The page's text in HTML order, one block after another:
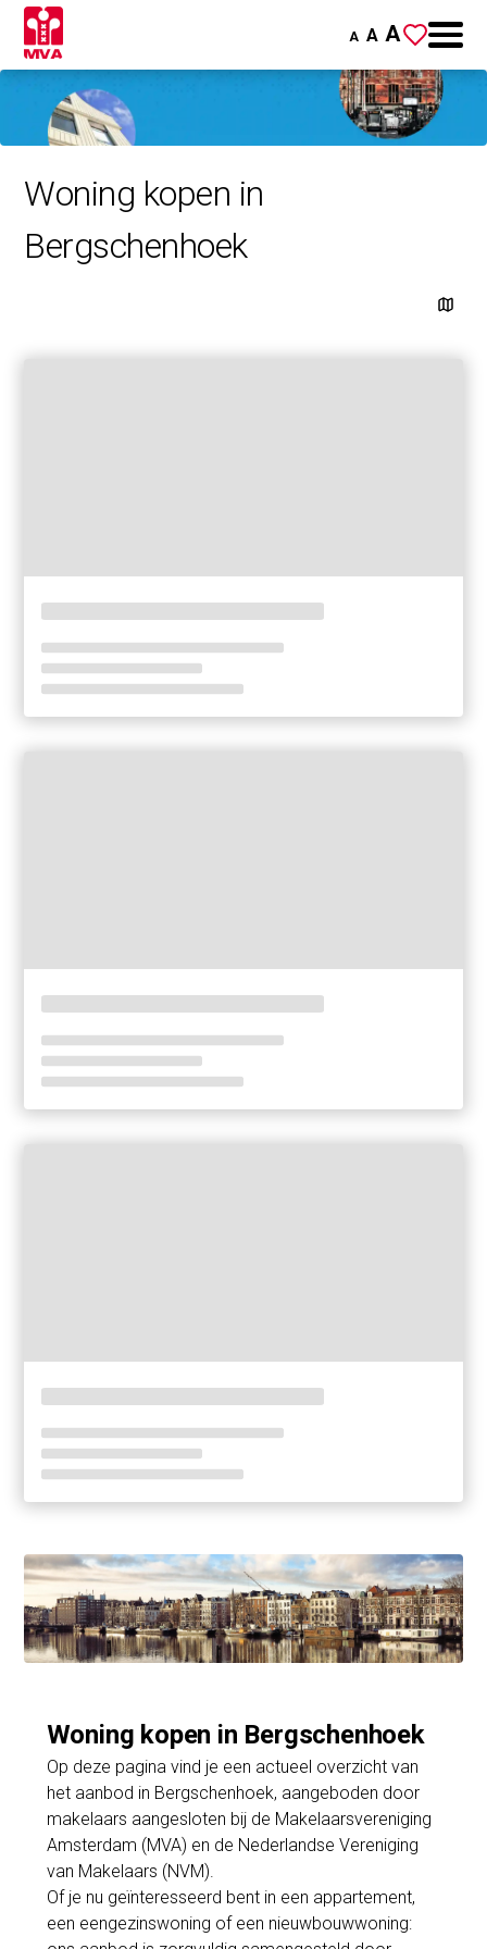
A A A
Woning kopen in
Bergschenhoek
Woning kopen in Bergschenhoek
Op deze pagina vind je een actueel overzicht van
het aanbod in Bergschenhoek, aangeboden door
makelaars aangesloten bij de Makelaarsvereniging
Amsterdam (MVA) en de Nederlandse Vereniging
van Makelaars (NVM).
Of je nu geïnteresseerd bent in een appartement,
een eengezinswoning of een nieuwbouwwoning: